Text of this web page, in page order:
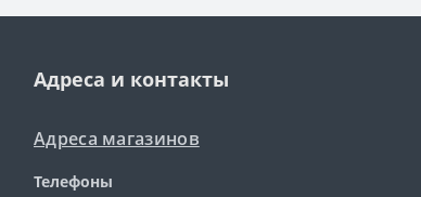
Адреса и контакты
Адреса магазинов
Телефоны